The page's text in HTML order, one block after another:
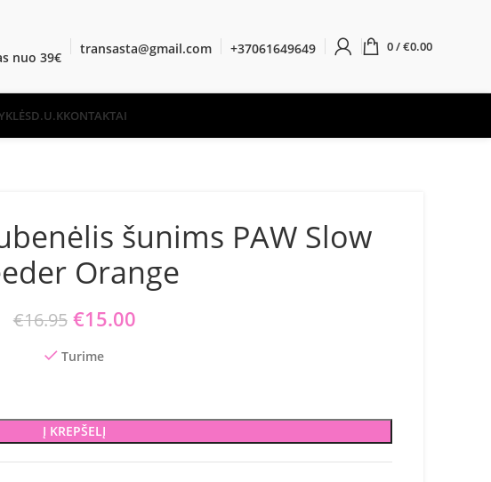
nuo 39€
transasta@gmail.com +37061649649 0/€0.00
D.U.KKONTAKTAI
šunims PAW Slow
Orange
€16.95 Original price was: €16.95.
€15.00
Turime
Į KREPŠELĮ